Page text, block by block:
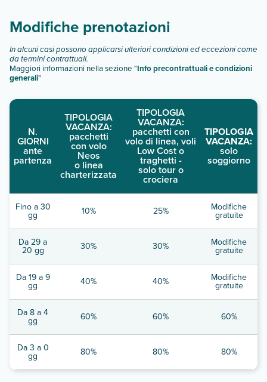
Modifiche prenotazioni
In alcuni casi possono applicarsi ulteriori condizioni ed eccezioni come
da termini contrattuali.
Maggiori informazioni nella sezione "Info precontrattuali e condizioni
generali"
N.
GIORNI
ante
partenza
TIPOLOGIA
VACANZA:
pacchetti
con volo
Neos
o linea
charterizzata
TIPOLOGIA
VACANZA:
pacchetti con
volo di linea, voli
Low Cost o
traghetti -
solo tour o
crociera
TIPOLOGIA
VACANZA:
solo
soggiorno
Fino a 30
gg 10% 25% Modifiche
gratuite
Da 29 a
20 gg 30% 30% Modifiche
gratuite
Da 19 a 9
gg 40% 40% Modifiche
gratuite
Da 8 a 4
gg 60% 60% 60%
Da 3 a 0
gg 80% 80% 80%